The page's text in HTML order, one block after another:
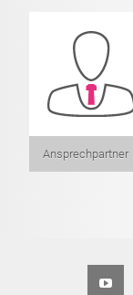
Ansprechpartner